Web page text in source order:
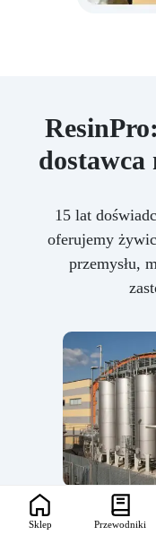
dostawca
15 lat
oferujemy
przemysłu,
Sklep Przewodniki